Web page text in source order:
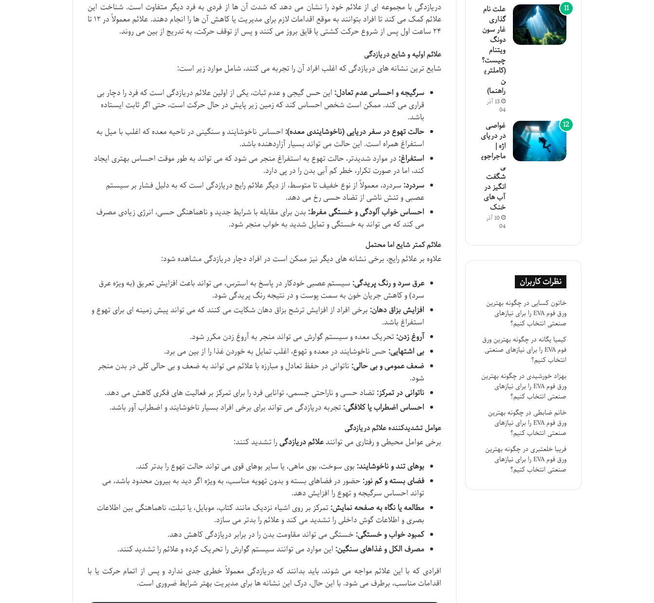
دریازدگی با مجموعه ای از علائم خود را نشان می دهد که شدت آن ها از فردی به فرد دیگر متفاوت است. شناخت این
علائم کمک می کند تا افراد بتوانند به موقع اقدامات لازم برای مدیریت یا کاهش آن ها را انجام دهند. علائم معمولاً در ۱۲ تا
۲۴ ساعت اول پس از شروع حرکت کشتی یا قایق بروز می کنند و پس از توقف حرکت، به تدریج از بین می روند.
علائم اولیه و شایع دریازدگی
شایع ترین نشانه های دریازدگی که اغلب افراد آن را تجربه می کنند، شامل موارد زیر است:
سرگیجه و احساس عدم تعادل: این حس گیجی و عدم ثبات، یکی از اولین علائم دریازدگی است که فرد را دچار بی
قراری می کند. ممکن است شخص احساس کند که زمین زیر پایش در حال حرکت است، حتی اگر ثابت ایستاده
باشد.
حالت تهوع در سفر دریایی(ناخوشایندی معده): احساس ناخوشایند و سنگینی در ناحیه معده که اغلب با میل به
استفراغ همراه است. این حالت می تواند بسیار آزاردهنده باشد.
استفراغ: در موارد شدیدتر، حالت تهوع به استفراغ منجر می شود که می تواند به طور موقت احساس بهتری ایجاد
کند، اما در صورت تکرار، خطر کم آبی بدن را در پی دارد.
سردرد: سردرد، معمولاً از نوع خفیف تا متوسط، از دیگر علائم رایج دریازدگی است که به دلیل فشار بر سیستم
عصبی و تنش ناشی از تضاد حسی رخ می دهد.
احساس خواب آلودگی و خستگی مفرط: بدن برای مقابله با شرایط جدید و ناهماهنگی حسی، انرژی زیادی مصرف
می کند که می تواند به خستگی و تمایل شدید به خواب منجر شود.
علائم کمتر شایع اما محتمل
علاوه بر علائم رایج، برخی نشانه های دیگر نیز ممکن است در افراد دچار دریازدگی مشاهده شود:
عرق سرد و رنگ پریدگی: سیستم عصبی خودکار در پاسخ به استرس، می تواند باعث افزایش تعریق (به ویژه عرق
سرد) و کاهش جریان خون به سمت پوست و در نتیجه رنگ پریدگی شود.
افزایش بزاق دهان: برخی افراد از افزایش ترشح بزاق دهان شکایت می کنند که می تواند پیش زمینه ای برای تهوع و
استفراغ باشد.
آروغ زدن:تحریک معده و سیستم گوارش می تواند منجر به آروغ زدن مکرر شود.
بی اشتهایی: حس ناخوشایند در معده و تهوع، اغلب تمایل به خوردن غذا را از بین می برد.
ضعف عمومی و بی حالی: ناتوانی در حفظ تعادل و مبارزه با علائم می تواند به ضعف و بی حالی کلی در بدن منجر
شود.
ناتوانی در تمرکز:تضاد حسی و ناراحتی جسمی، توانایی فرد را برای تمرکز بر فعالیت های فکری کاهش می دهد.
احساس اضطراب یا کلافگی:تجربه دریازدگی می تواند برای برخی افراد بسیار ناخوشایند و اضطراب آور باشد.
عوامل تشدیدکننده علائم دریازدگی
برخی عوامل محیطی و رفتاری می توانندعلائم دریازدگیرا تشدید کنند:
بوهای تند و ناخوشایند: بوی سوخت، بوی ماهی، یا سایر بوهای قوی می تواند حالت تهوع را بدتر کند.
فضای بسته و کم نور: حضور در فضاهای بسته و بدون تهویه مناسب، به ویژه اگر دید به بیرون محدود باشد، می
تواند احساس سرگیجه و تهوع را افزایش دهد.
مطالعه یا نگاه به صفحه نمایش:تمرکز بر روی اشیاء نزدیک مانند کتاب، موبایل، یا تبلت، ناهماهنگی بین اطلاعات
بصری و اطلاعات گوش داخلی را تشدید می کند و علائم را بدتر می سازد.
کمبود خواب و خستگی: خستگی می تواند مقاومت بدن را در برابر دریازدگی کاهش دهد.
مصرف الکل و غذاهای سنگین: این موارد می توانند سیستم گوارش را تحریک کرده و علائم را تشدید کنند.
افرادی که با این علائم مواجه می شوند، باید بدانند که دریازدگی معمولاً خطری جدی ندارد و پس از اتمام حرکت یا با
اقدامات مناسب، برطرف می شود. با این حال، درک این نشانه ها برای مدیریت بهتر شرایط ضروری است.
علت نام
گذاری
غار سون
دونگ
ویتنام
چیست؟
(کاملتری
ن
راهنما)
13 آذر
04
غواصی
در دریای
اژه |
ماجراجوی
ی
شگفت
انگیز در
آب های
خنک
10 آذر
04
نظرات کاربران
خاتون کسایی درچگونه بهترین
ورق فوم EVA را برای نیازهای
صنعتی انتخاب کنیم؟
کیمیا یگانه درچگونه بهترین ورق
فوم EVA را برای نیازهای صنعتی
انتخاب کنیم؟
بهزاد خورشیدی درچگونه بهترین
ورق فوم EVA را برای نیازهای
صنعتی انتخاب کنیم؟
خانم ضابطی درچگونه بهترین
ورق فوم EVA را برای نیازهای
صنعتی انتخاب کنیم؟
فریبا خلعتبری درچگونه بهترین
ورق فوم EVA را برای نیازهای
صنعتی انتخاب کنیم؟